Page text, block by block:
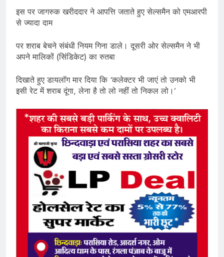
इस पर जागरुक खरीददार ने आपत्ति जताते हुए सेल्समैन को एमआरपी
से ज्यादा दाम
पर शराब बेचने संबंधी नियम गिना डाले। दूसरी ओर सेल्समैन ने भी
अपने मालिकों (सिंडिकेट) का रुतबा
दिखाते हुए डायलॉग मार दिया कि ‘कलेक्टर भी जाएं तो उनको भी
इसी रेट में शराब दूंगा, लेना है तो लो नहीं तो निकल लो।’